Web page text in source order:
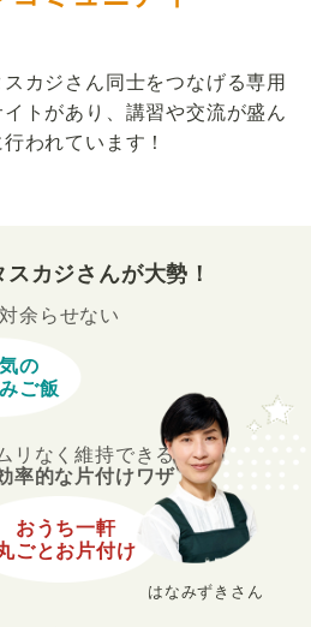
スカジさん同士をつなげる専用
イトがあり、講習や交流が盛ん
行われています！
カジさんが大勢！
余らせない
の
ご飯
はなみずきさん
リなく維持できる
率的な片付けワザ
おうち一軒
ごとお片付け